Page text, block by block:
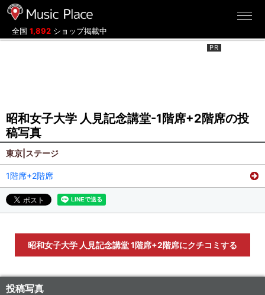
全国 1,892 ショップ掲載中
昭和女子大学 人見記念講堂-1階席+2階席の投
稿写真
東京|ステージ
1階席+2階席
昭和女子大学 人見記念講堂 1階席+2階席にクチコミする
投稿写真